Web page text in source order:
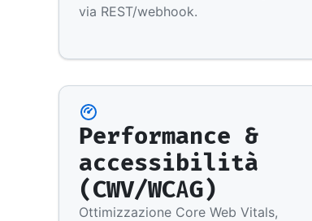
via REST/webhook.
Performance &
accessibilità
(CWV/WCAG)
Ottimizzazione Core Web Vitals,